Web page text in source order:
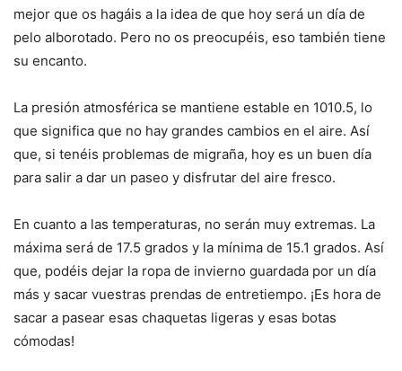
mejor que os hagáis a la idea de que hoy será un día de
pelo alborotado. Pero no os preocupéis, eso también tiene
su encanto.
La presión atmosférica se mantiene estable en 1010.5, lo
que significa que no hay grandes cambios en el aire. Así
que, si tenéis problemas de migraña, hoy es un buen día
para salir a dar un paseo y disfrutar del aire fresco.
En cuanto a las temperaturas, no serán muy extremas. La
máxima será de 17.5 grados y la mínima de 15.1 grados. Así
que, podéis dejar la ropa de invierno guardada por un día
más y sacar vuestras prendas de entretiempo. ¡Es hora de
sacar a pasear esas chaquetas ligeras y esas botas
cómodas!